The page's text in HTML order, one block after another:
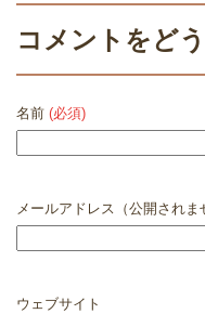
コメントをど
名前 (必須)
メールアドレス（公開されま
ウェブサイト